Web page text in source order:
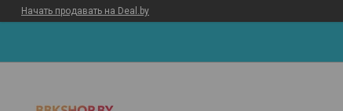
Начать продавать на Deal.by